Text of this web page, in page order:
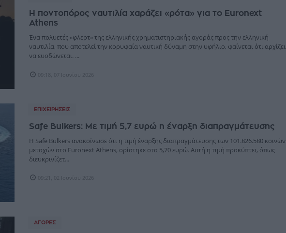
Η ποντοπόρος ναυτιλία χαράζει «ρότα» για το Euronext
Athens
Ένα πολυετές «φλερτ» της ελληνικής χρηματιστηριακής αγοράς προς την ελληνική
ναυτιλία, που αποτελεί την κορυφαία ναυτική δύναμη στην υφήλιο, φαίνεται ότι αρχίζει
να ευοδώνεται. ...
09:18, 07 Ιουνίου 2026
ΕΠΙΧΕΙΡΉΣΕΙΣ
Safe Bulkers: Με τιμή 5,7 ευρώ η έναρξη διαπραγμάτευσης
H Safe Bulkers ανακοίνωσε ότι η τιμή έναρξης διαπραγμάτευσης των 101.826.580 κοινών
μετοχών στο Euronext Athens, ορίστηκε στα 5,70 ευρώ. Αυτή η τιμή προκύπτει, όπως
διευκρινίζετ...
09:21, 02 Ιουνίου 2026
ΑΓΟΡΈΣ